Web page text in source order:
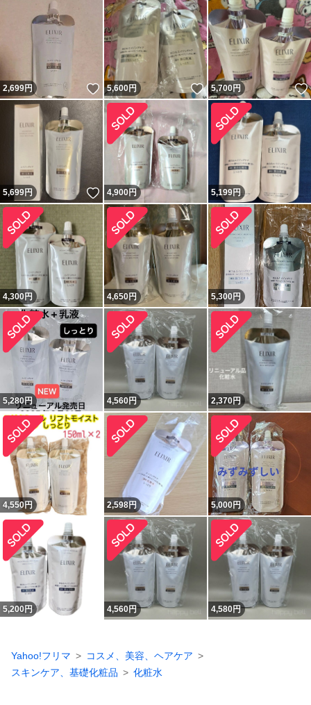
2,699円 いいね！
5,600円 いいね！
5,700円
5,699円 いいね！
4,900円 5,199円
4,300円 4,650円 5,300円
5,280円 4,560円 2,370円
4,550円 2,598円 5,000円
5,200円 4,560円 4,580円
Yahoo!フリマ
コスメ、美容、ヘアケア
スキンケア、基礎化粧品
化粧水